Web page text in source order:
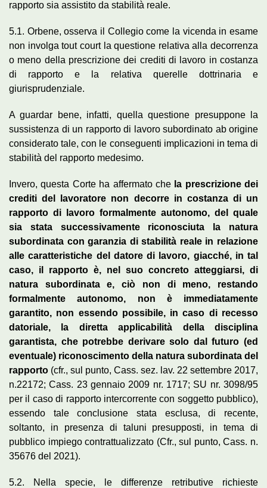
rapporto sia assistito da stabilità reale.
5.1. Orbene, osserva il Collegio come la vicenda in esame
non involga tout court la questione relativa alla decorrenza
o meno della prescrizione dei crediti di lavoro in costanza
di rapporto e la relativa querelle dottrinaria e
giurisprudenziale.
A guardar bene, infatti, quella questione presuppone la
sussistenza di un rapporto di lavoro subordinato ab origine
considerato tale, con le conseguenti implicazioni in tema di
stabilità del rapporto medesimo.
Invero, questa Corte ha affermato che la prescrizione dei
crediti del lavoratore non decorre in costanza di un
rapporto di lavoro formalmente autonomo, del quale
sia stata successivamente riconosciuta la natura
subordinata con garanzia di stabilità reale in relazione
alle caratteristiche del datore di lavoro, giacché, in tal
caso, il rapporto è, nel suo concreto atteggiarsi, di
natura subordinata e, ciò non di meno, restando
formalmente autonomo, non è immediatamente
garantito, non essendo possibile, in caso di recesso
datoriale, la diretta applicabilità della disciplina
garantista, che potrebbe derivare solo dal futuro (ed
eventuale) riconoscimento della natura subordinata del
rapporto (cfr., sul punto, Cass. sez. lav. 22 settembre 2017,
n.22172; Cass. 23 gennaio 2009 nr. 1717; SU nr. 3098/95
per il caso di rapporto intercorrente con soggetto pubblico),
essendo tale conclusione stata esclusa, di recente,
soltanto, in presenza di taluni presupposti, in tema di
pubblico impiego contrattualizzato (Cfr., sul punto, Cass. n.
35676 del 2021).
5.2. Nella specie, le differenze retributive richieste